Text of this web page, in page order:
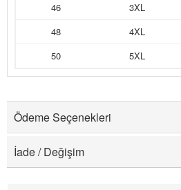
46
3XL
48
4XL
50
5XL
Ödeme Seçenekleri
İade / Değişim